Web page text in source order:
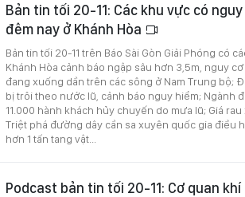
Bản tin tối 20-11: Các khu vực có
đêm nay ở Khánh Hòa
Bản tin tối 20-11 trên Báo Sài Gòn Giải Phóng có
Khánh Hòa cảnh báo ngập sâu hơn 3,5m, nguy
đang xuống dần trên các sông ở Nam Trung bộ;
bị trôi theo nước lũ, cảnh báo nguy hiểm; Ngành
11.000 hành khách hủy chuyến do mưa lũ; Giá
Triệt phá đường dây cần sa xuyên quốc gia điều
hơn 1 tấn tang vật...
Podcast bản tin tối 20-11: Cơ quan